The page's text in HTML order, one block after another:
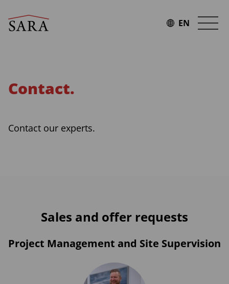
content
EN
Contact.
Contact our experts.
Sales and offer requests
Project Management and Site Supervision